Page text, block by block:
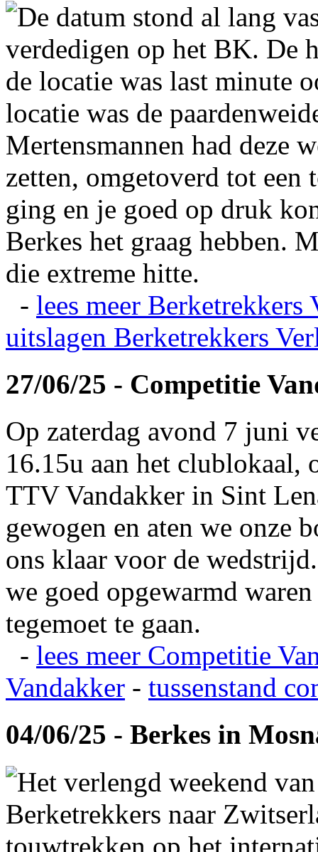
De datum stond al lang
verdedigen op het BK. De
de locatie was last minute
locatie was de
Mertensmannen had deze
zetten, omgetoverd tot
ging en je goed op druk
Berkes het graag hebben.
die extreme hitte.
- lees meer Berketrekkers
uitslagen Berketrekkers
27/06/25 - Competitie
Op zaterdag avond 7 juni
16.15u aan het clublokaal,
TTV Vandakker in Sint
gewogen en aten we onze
ons klaar voor de
we goed opgewarmd
tegemoet te gaan.
- lees meer Competitie
Vandakker - tussenstand
04/06/25 - Berkes in
Het verlengd weekend
Berketrekkers naar
touwtrekken op het